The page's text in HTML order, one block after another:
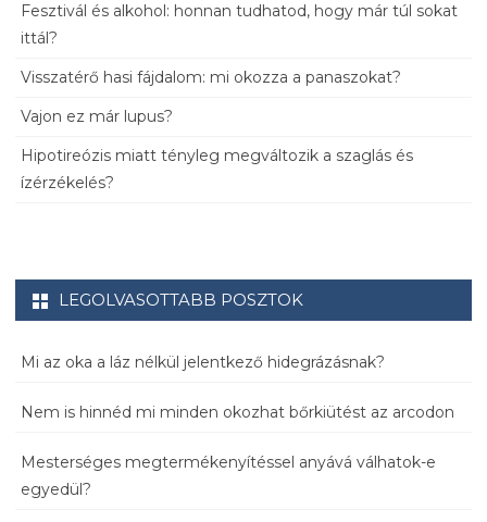
Fesztivál és alkohol: honnan tudhatod, hogy már túl sokat
ittál?
Visszatérő hasi fájdalom: mi okozza a panaszokat?
Vajon ez már lupus?
Hipotireózis miatt tényleg megváltozik a szaglás és
ízérzékelés?
LEGOLVASOTTABB POSZTOK
Mi az oka a láz nélkül jelentkező hidegrázásnak?
Nem is hinnéd mi minden okozhat bőrkiütést az arcodon
Mesterséges megtermékenyítéssel anyává válhatok-e
egyedül?